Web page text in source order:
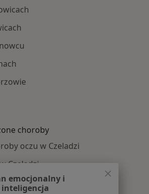
choroby
oczu w Czeladzi
Czeladzi
emocjonalny i
inteligencja